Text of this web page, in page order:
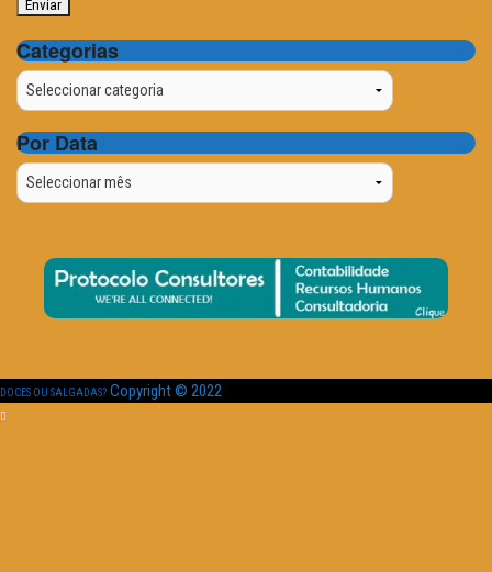
Categorias
Categorias
Por Data
Por
Data
DOCES OU SALGADAS? Copyright © 2022